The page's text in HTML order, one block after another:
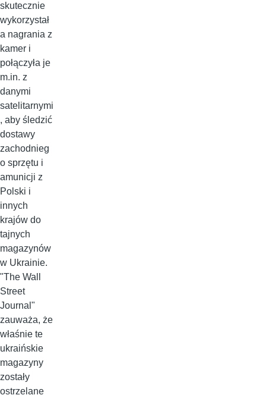
skutecznie
wykorzystał
a nagrania z
kamer i
połączyła je
m.in. z
danymi
satelitarnymi
, aby śledzić
dostawy
zachodnieg
o sprzętu i
amunicji z
Polski i
innych
krajów do
tajnych
magazynów
w Ukrainie.
"The Wall
Street
Journal"
zauważa, że
właśnie te
ukraińskie
magazyny
zostały
ostrzelane